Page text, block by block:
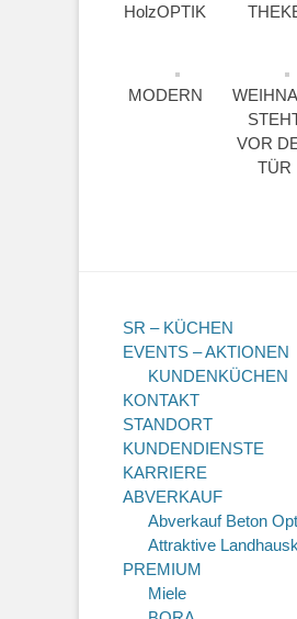
HolzOPTIK
MODERN
VOR
TÜR
SR – KÜCHEN
EVENTS – AKTIONEN
KUNDENKÜCHEN
KONTAKT
STANDORT
KUNDENDIENSTE
KARRIERE
ABVERKAUF
Abverkauf Beton
Attraktive
PREMIUM
Miele